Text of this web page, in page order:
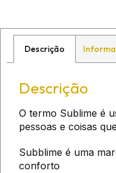
Descrição
Descrição
O termo Sublime é
pessoas e coisas
Subblime é uma
conforto